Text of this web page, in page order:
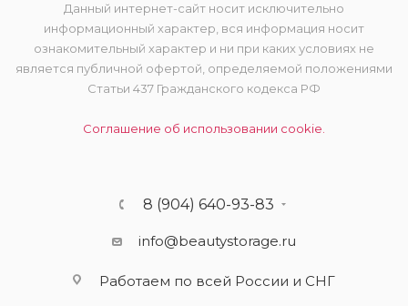
Данный интернет-сайт носит исключительно
информационный характер, вся информация носит
ознакомительный характер и ни при каких условиях не
является публичной офертой, определяемой положениями
Статьи 437 Гражданского кодекса РФ
Соглашение об использовании cookie.
8 (904) 640-93-83
info@beautystorage.ru
Работаем по всей России и СНГ